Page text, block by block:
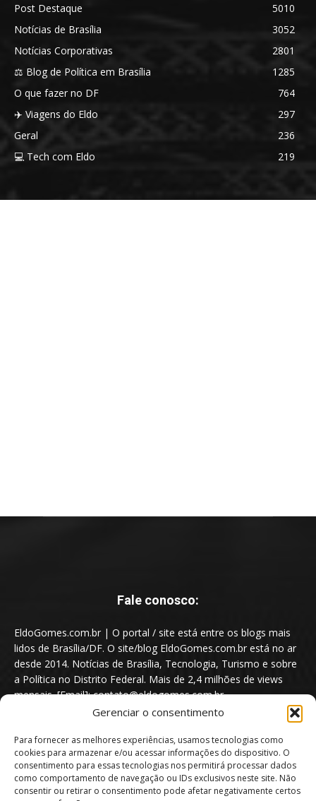
Gerenciar o consentimento
Para fornecer as melhores experiências, usamos tecnologias como
cookies para armazenar e/ou acessar informações do dispositivo. O
consentimento para essas tecnologias nos permitirá processar dados
como comportamento de navegação ou IDs exclusivos neste site. Não
consentir ou retirar o consentimento pode afetar negativamente certos
Post Destaque
5010
Notícias de Brasília
3052
Notícias Corporativas
2801
⚖️ Blog de Política em Brasília
1285
O que fazer no DF
764
✈️ Viagens do Eldo
297
Geral
236
💻 Tech com Eldo
219
Fale conosco:
EldoGomes.com.br | O portal / site está entre os blogs mais
lidos de Brasília/DF. O site/blog EldoGomes.com.br está no ar
desde 2014. Notícias de Brasília, Tecnologia, Turismo e sobre
a Política no Distrito Federal. Mais de 2,4 milhões de views
mensais. [Email]: contato@eldogomes.com.br